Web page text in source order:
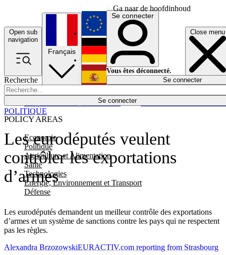
Ga naar de hoofdinhoud
Open sub
navigation
Close menu
Recherche
Se connecter
POLICY AREAS
Economie
Politique
Agriculture et Alimentation
Santé
Technologies
Energie, Environnement et Transport
Défense
Économie
Français
English
Deutsch
Español
Se connecter
Vous êtes déconnecté.
Se connecter
Les eurodéputés veulent
contrôler les exportations
d’armes
Les eurodéputés demandent un meilleur contrôle des exportations
d’armes et un système de sanctions contre les pays qui ne respectent
pas les règles.
POLITIQUE
Alexandra BrzozowskiEURACTIV.com reporting from Strasbourg